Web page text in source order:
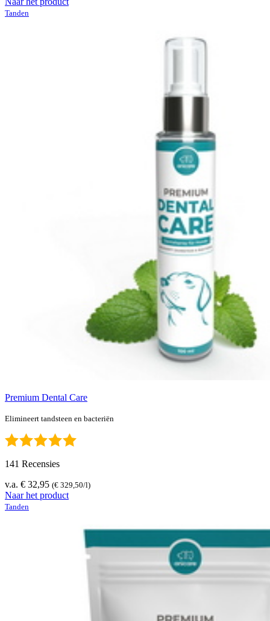
Tanden
Premium Dental Care
Elimineert tandsteen en bacteriën
141 Recensies
v.a. € 32,95 (€ 329,50/l)
Naar het product
Tanden